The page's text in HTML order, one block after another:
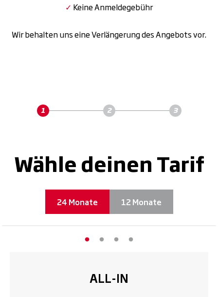
✓ Keine Anmeldegebühr
Wir behalten uns eine Verlängerung des Angebots vor.
Wähle deinen Tarif
24 Monate 12 Monate
ALL-IN